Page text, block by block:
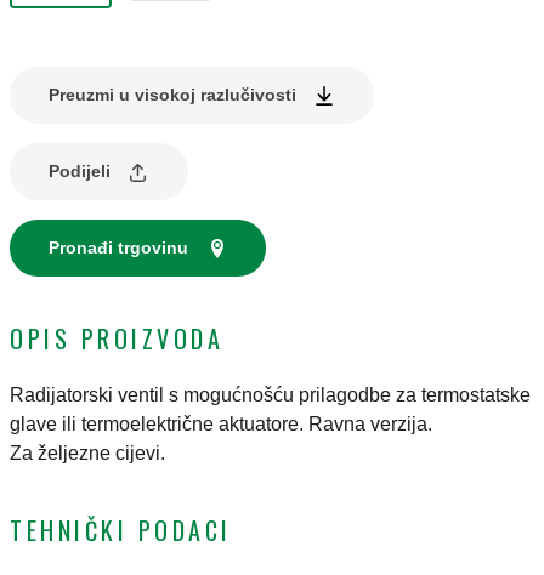
Preuzmi u visokoj razlučivosti
Podijeli
Pronađi trgovinu
OPIS PROIZVODA
Radijatorski ventil s mogućnošću prilagodbe za termostatske
glave ili termoelektrične aktuatore. Ravna verzija.
Za željezne cijevi.
TEHNIČKI PODACI